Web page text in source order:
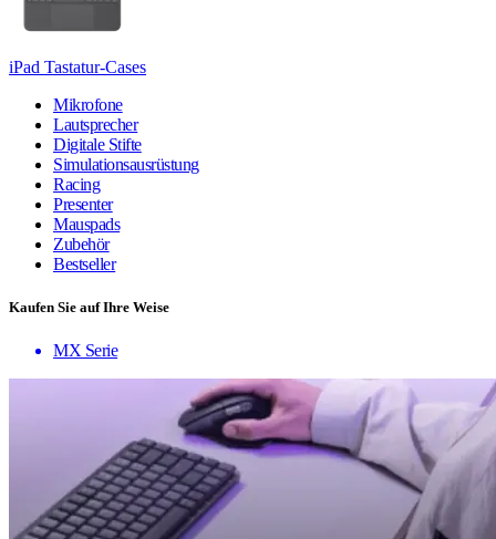
iPad Tastatur-Cases
Mikrofone
Lautsprecher
Digitale Stifte
Simulationsausrüstung
Racing
Presenter
Mauspads
Zubehör
Bestseller
Kaufen Sie auf Ihre Weise
MX Serie